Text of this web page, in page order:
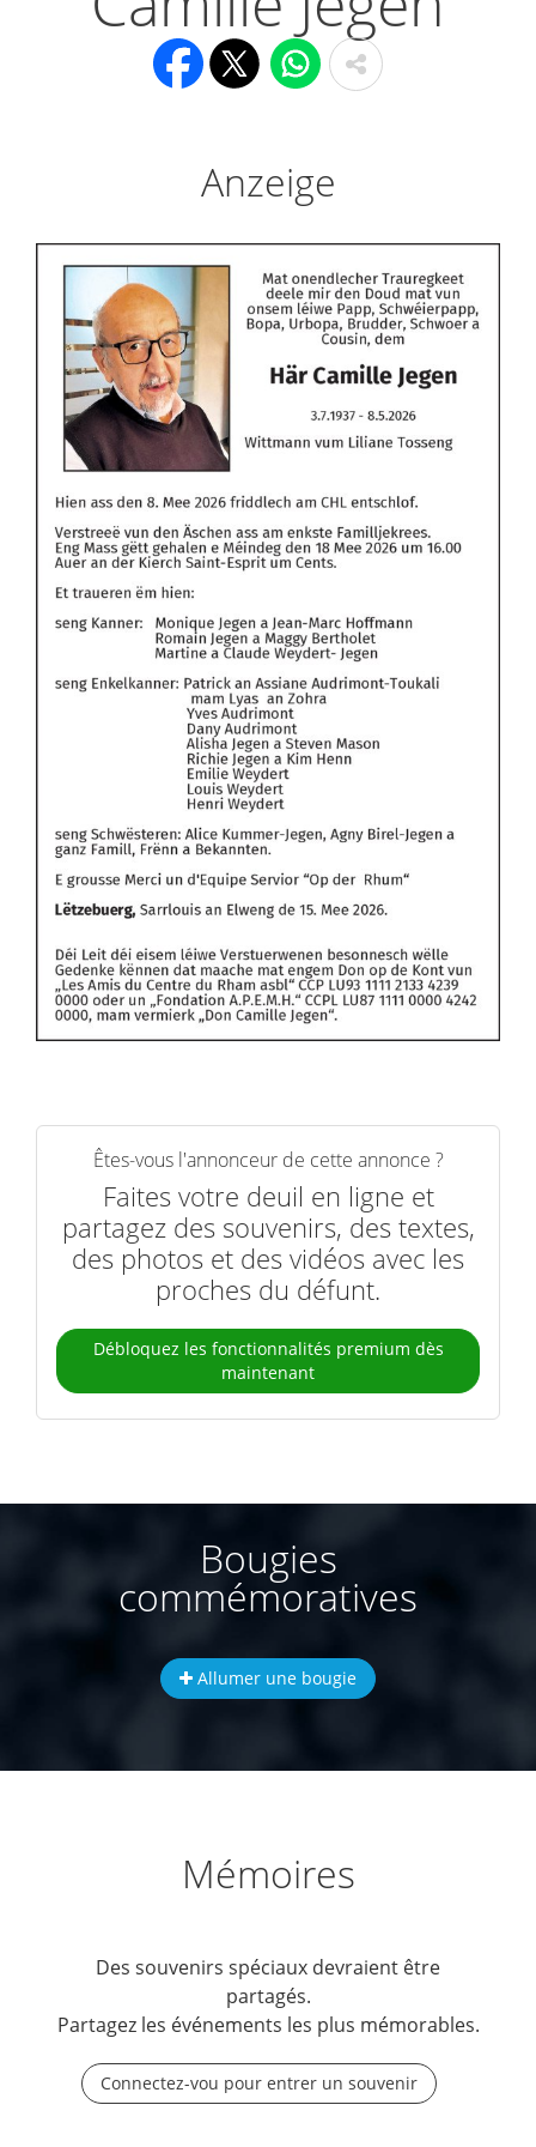
Anzeige
Êtes-vous l'annonceur de cette annonce ?
Faites votre deuil en ligne et
partagez des souvenirs, des textes,
des photos et des vidéos avec les
proches du défunt.
Débloquez les fonctionnalités premium dès
maintenant
Bougies
commémoratives
Allumer une bougie
Mémoires
Des souvenirs spéciaux devraient être
partagés.
Partagez les événements les plus mémorables.
Connectez-vou pour entrer un souvenir